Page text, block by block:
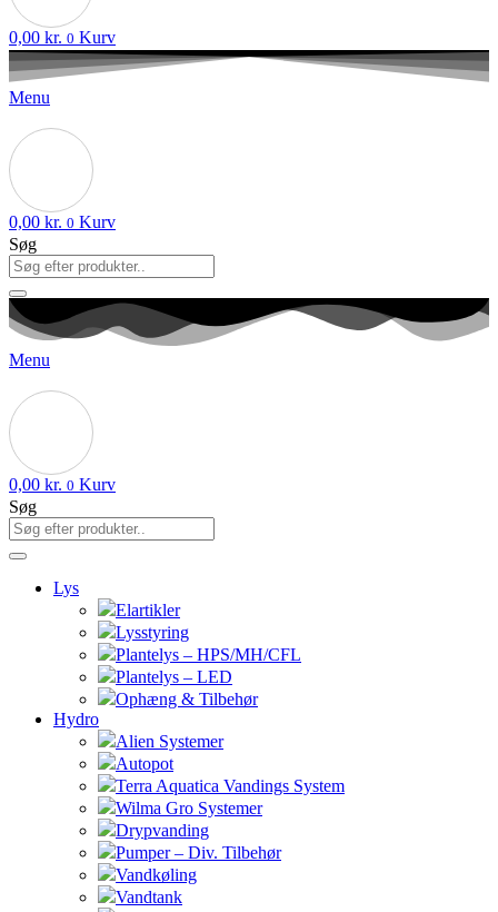
0,00 kr. 0 Kurv
Menu
0,00 kr. 0 Kurv
Søg
Menu
0,00 kr. 0 Kurv
Søg
Lys
Elartikler
Lysstyring
Plantelys – HPS/MH/CFL
Plantelys – LED
Ophæng & Tilbehør
Hydro
Alien Systemer
Autopot
Terra Aquatica Vandings System
Wilma Gro Systemer
Drypvanding
Pumper – Div. Tilbehør
Vandkøling
Vandtank